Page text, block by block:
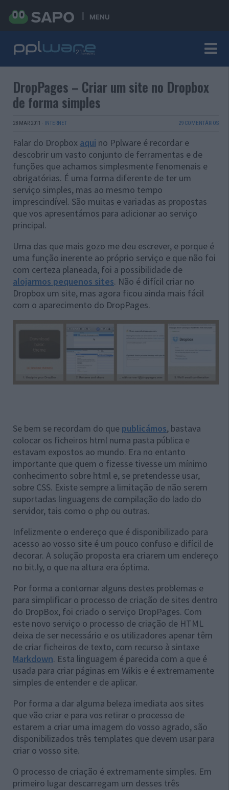
MENU
DropPages – Criar um site no Dropbox
de forma simples
28 MAR 2011 · INTERNET 29 COMENTÁRIOS
Falar do Dropbox aqui no Pplware é recordar e
descobrir um vasto conjunto de ferramentas e de
funções que achamos simplesmente fenomenais e
obrigatórias. É uma forma diferente de ter um
serviço simples, mas ao mesmo tempo
imprescindível. São muitas e variadas as propostas
que vos apresentámos para adicionar ao serviço
principal.
Uma das que mais gozo me deu escrever, e porque é
uma função inerente ao próprio serviço e que não foi
com certeza planeada, foi a possibilidade de
alojarmos pequenos sites. Não é difícil criar no
Dropbox um site, mas agora ficou ainda mais fácil
com o aparecimento do DropPages.
Se bem se recordam do que publicámos, bastava
colocar os ficheiros html numa pasta pública e
estavam expostos ao mundo. Era no entanto
importante que quem o fizesse tivesse um mínimo
conhecimento sobre html e, se pretendesse usar,
sobre CSS. Existe sempre a limitação de não serem
suportadas linguagens de compilação do lado do
servidor, tais como o php ou outras.
Infelizmente o endereço que é disponibilizado para
acesso ao vosso site é um pouco confuso e difícil de
decorar. A solução proposta era criarem um endereço
no bit.ly, o que na altura era óptima.
Por forma a contornar alguns destes problemas e
para simplificar o processo de criação de sites dentro
do DropBox, foi criado o serviço DropPages. Com
este novo serviço o processo de criação de HTML
deixa de ser necessário e os utilizadores apenar têm
de criar ficheiros de texto, com recurso à sintaxe
Markdown. Esta linguagem é parecida com a que é
usada para criar páginas em Wikis e é extremamente
simples de entender e de aplicar.
Por forma a dar alguma beleza imediata aos sites
que vão criar e para vos retirar o processo de
estarem a criar uma imagem do vosso agrado, são
disponibilizados três templates que devem usar para
criar o vosso site.
O processo de criação é extremamente simples. Em
primeiro lugar descarregam um desses três